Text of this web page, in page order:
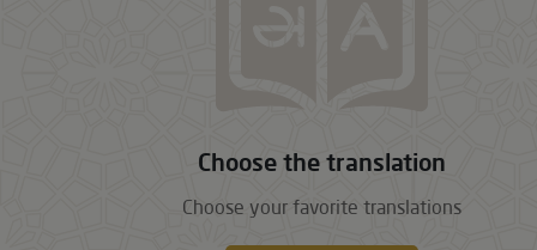
Choose the translation
Choose your favorite translations